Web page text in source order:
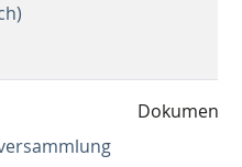
Dokument